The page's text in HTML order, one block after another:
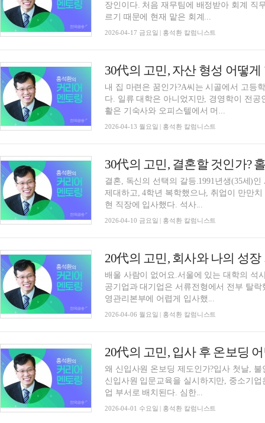
장인이다. 처음 재무팀에 배정받아 회계 직
르기 때문에 현재 맡은 회계...
2026-04-17 금요일 | 홍석환 칼럼니스트
내 집 마련은 꿈인가?A씨는 시골에서 고등
다. 일류 대학은 아니었지만, 경영학이 전
활은 기숙사와 오피스텔에서 머...
2026-04-13 월요일 | 홍석환 칼럼니스트
결혼, 독신의 선택의 갈등.1991년생(35세)
제대하고, 4학년 복학했으나, 취업이 만만
현 직장에 입사했다. 석사...
2026-04-10 금요일 | 홍석환 칼럼니스트
배울 사람이 없어요.서울에 있는 대학의 석
공기업과 대기업은 서류전형에서 전부 탈
영관리본부에 어렵게 입사했...
2026-04-06 월요일 | 홍석환 칼럼니스트
왜 신입사원 온보딩 제도인가?입사 첫날,
신입사원 입문교육을 실시하지만, 중소기
업 부서로 배치된다. 심한...
2026-04-01 수요일 | 홍석환 칼럼니스트